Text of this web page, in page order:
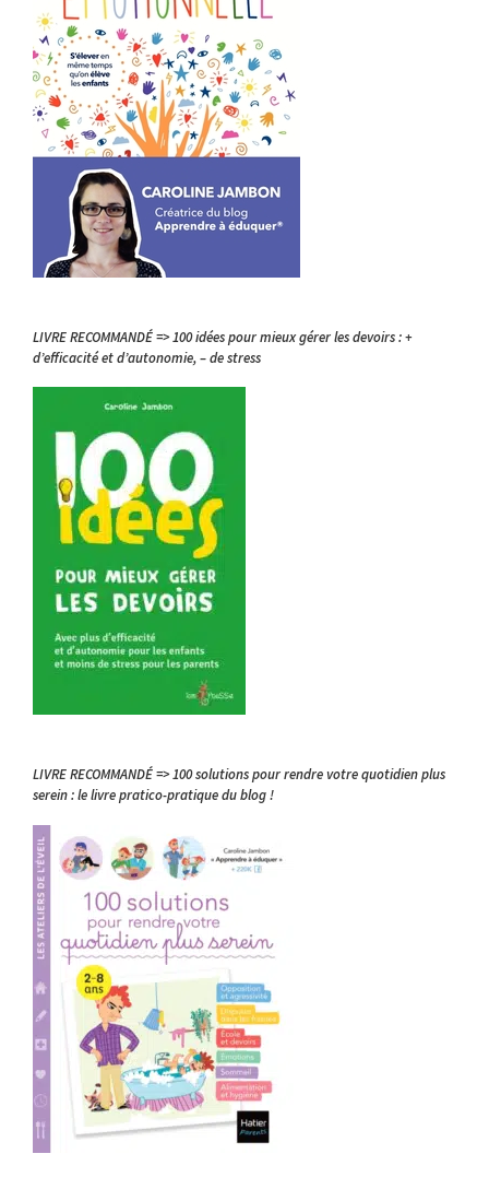
LIVRE RECOMMANDÉ => 100 idées pour mieux gérer les devoirs : +
d’efficacité et d’autonomie, – de stress
LIVRE RECOMMANDÉ => 100 solutions pour rendre votre quotidien plus
serein : le livre pratico-pratique du blog !